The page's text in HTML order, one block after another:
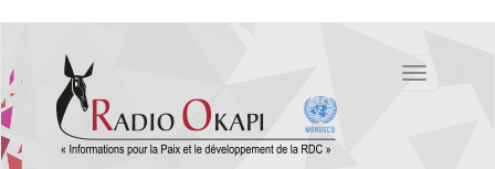
contenu
principal
Toggle